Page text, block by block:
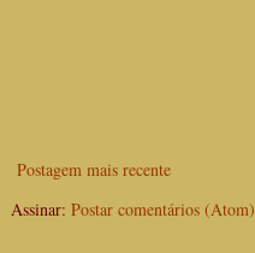
Postagem mais recente
Assinar: Postar comentários (Atom)